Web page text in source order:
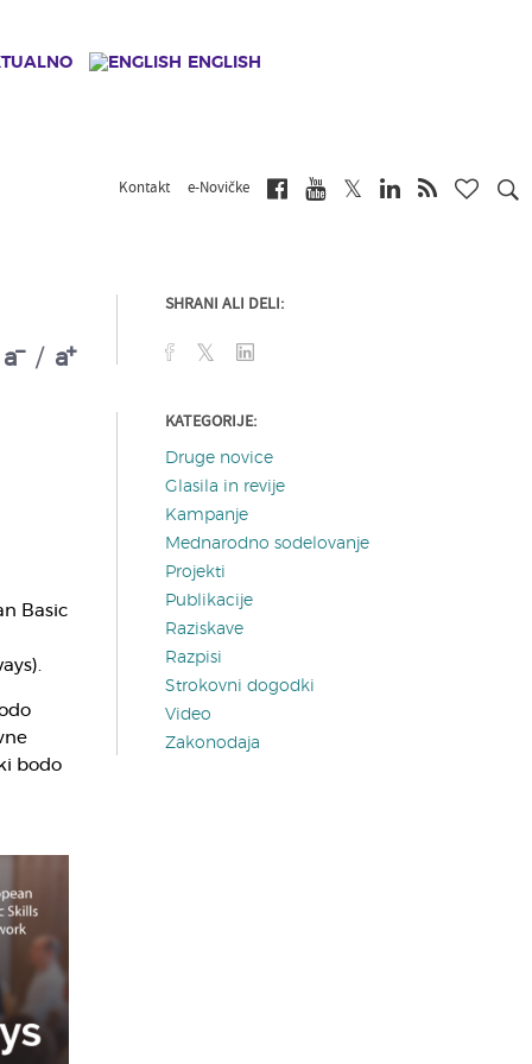
ENGLISH
Kontakt e-Novičke
a / a
Basic
bodo
SHRANI ALI DELI:
KATEGORIJE:
Druge novice
Glasila in revije
Kampanje
Mednarodno sodelovanje
Projekti
Publikacije
Raziskave
Razpisi
Strokovni dogodki
Video
Zakonodaja